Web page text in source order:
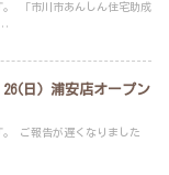
成
26(日) 浦安店オープン
た